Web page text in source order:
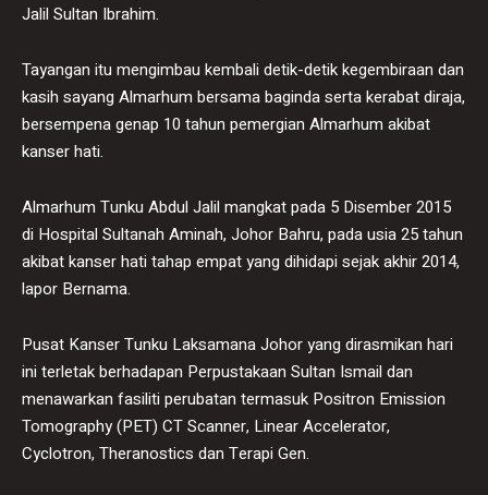
Jalil Sultan Ibrahim.
Tayangan itu mengimbau kembali detik-detik kegembiraan dan
kasih sayang Almarhum bersama baginda serta kerabat diraja,
bersempena genap 10 tahun pemergian Almarhum akibat
kanser hati.
Almarhum Tunku Abdul Jalil mangkat pada 5 Disember 2015
di Hospital Sultanah Aminah, Johor Bahru, pada usia 25 tahun
akibat kanser hati tahap empat yang dihidapi sejak akhir 2014,
lapor Bernama.
Pusat Kanser Tunku Laksamana Johor yang dirasmikan hari
ini terletak berhadapan Perpustakaan Sultan Ismail dan
menawarkan fasiliti perubatan termasuk Positron Emission
Tomography (PET) CT Scanner, Linear Accelerator,
Cyclotron, Theranostics dan Terapi Gen.